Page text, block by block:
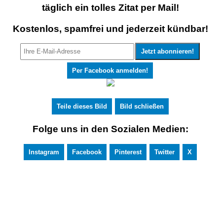
täglich ein tolles Zitat per Mail!
Kostenlos, spamfrei und jederzeit kündbar!
Per Facebook anmelden!
Teile dieses Bild Bild schließen
Folge uns in den Sozialen Medien:
Instagram Facebook Pinterest Twitter X